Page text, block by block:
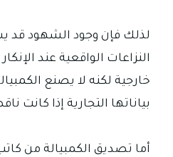
لذلك فإن وجود الشهود
النزاعات الواقعية عند
خارجية لكنه لا يصنع
بياناتها التجارية إذا كانت
أما تصديق الكمبيالة من